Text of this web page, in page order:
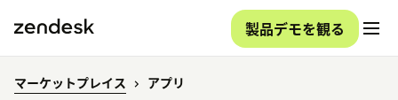
製品デモを観る
マーケットプレイス アプリ